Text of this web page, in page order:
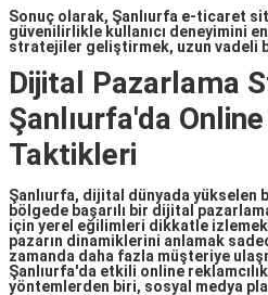
Sonuç olarak, Şanlıurfa e-ticaret
güvenilirlikle kullanıcı deneyimini
stratejiler geliştirmek, uzun vadeli
Dijital Pazarlama
Şanlıurfa'da
Taktikleri
Şanlıurfa, dijital dünyada yükselen
bölgede başarılı bir dijital
için yerel eğilimleri dikkatle
pazarın dinamiklerini anlamak
zamanda daha fazla müşteriye
Şanlıurfa'da etkili online
yöntemlerden biri, sosyal medya